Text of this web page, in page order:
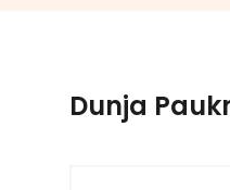
Dunja